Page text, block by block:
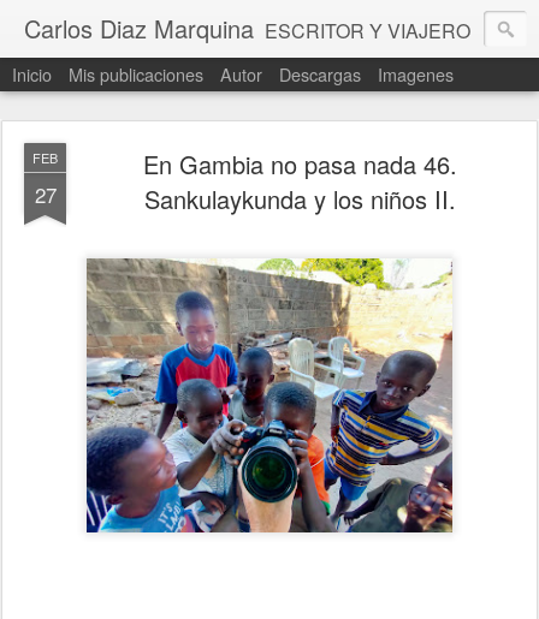
Carlos Diaz Marquina ESCRITOR Y VIAJERO
Inicio Mis publicaciones Autor Descargas Imagenes
FEB
27
En Gambia no pasa nada 46.
Sankulaykunda y los niños II.